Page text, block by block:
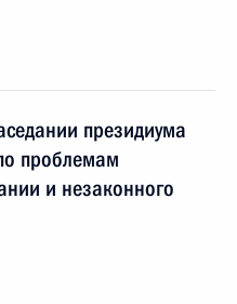
президиума
проблемам
и незаконного